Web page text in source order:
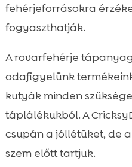
fehérjeforrásokra
fogyaszthatják.
A rovarfehérje
odafigyelünk
kutyák minden
táplálékukból. A
csupán a jóllétüket, de
szem előtt tartjuk.